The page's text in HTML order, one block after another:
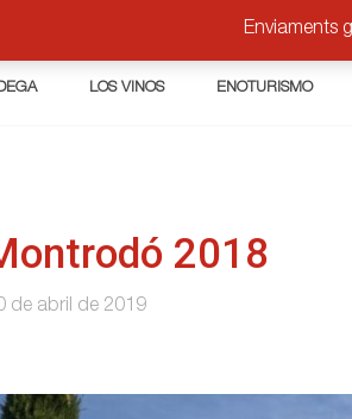
LOS VINOS ENOTURISMO
2018
de abril de 2019
Enviaments